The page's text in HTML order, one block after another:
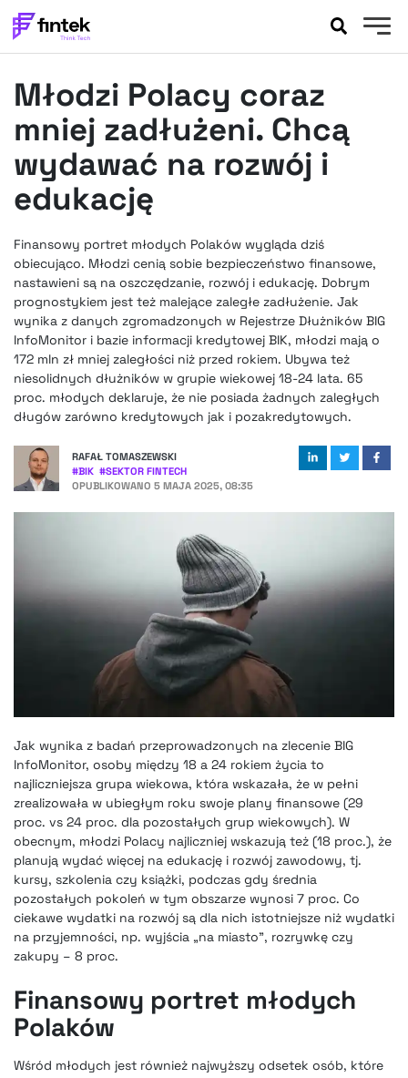
BANKOWOŚĆ
EVENTY
FELIETONY
WYWIADY
LEGAL
FINTEKEXTRA
OKIEM EKSPERTA
Młodzi Polacy coraz
mniej zadłużeni. Chcą
wydawać na rozwój i
edukację
Finansowy portret młodych Polaków wygląda dziś
obiecująco. Młodzi cenią sobie bezpieczeństwo finansowe,
nastawieni są na oszczędzanie, rozwój i edukację. Dobrym
prognostykiem jest też malejące zaległe zadłużenie. Jak
wynika z danych zgromadzonych w Rejestrze Dłużników BIG
InfoMonitor i bazie informacji kredytowej BIK, młodzi mają o
172 mln zł mniej zaległości niż przed rokiem. Ubywa też
niesolidnych dłużników w grupie wiekowej 18-24 lata. 65
proc. młodych deklaruje, że nie posiada żadnych zaległych
długów zarówno kredytowych jak i pozakredytowych.
RAFAŁ TOMASZEWSKI
#BIK #SEKTOR FINTECH
OPUBLIKOWANO 5 MAJA 2025, 08:35
Jak wynika z badań przeprowadzonych na zlecenie BIG
InfoMonitor, osoby między 18 a 24 rokiem życia to
najliczniejsza grupa wiekowa, która wskazała, że w pełni
zrealizowała w ubiegłym roku swoje plany finansowe (29
proc. vs 24 proc. dla pozostałych grup wiekowych). W
obecnym, młodzi Polacy najliczniej wskazują też (18 proc.), że
planują wydać więcej na edukację i rozwój zawodowy, tj.
kursy, szkolenia czy książki, podczas gdy średnia
pozostałych pokoleń w tym obszarze wynosi 7 proc. Co
ciekawe wydatki na rozwój są dla nich istotniejsze niż wydatki
na przyjemności, np. wyjścia „na miasto”, rozrywkę czy
zakupy – 8 proc.
Finansowy portret młodych
Polaków
Wśród młodych jest również najwyższy odsetek osób, które